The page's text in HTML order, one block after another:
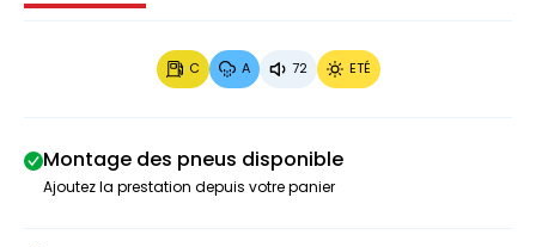
Image 1 sur 4
C A 72 ETÉ
Montage des pneus disponible
Ajoutez la prestation depuis votre panier